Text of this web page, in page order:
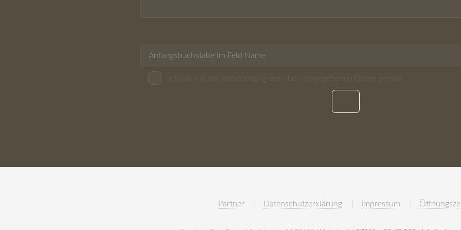
Ich bin mit der Verarbeitung der oben eingegebenen Daten gemäß
Partner Datenschutzerklärung Impressum